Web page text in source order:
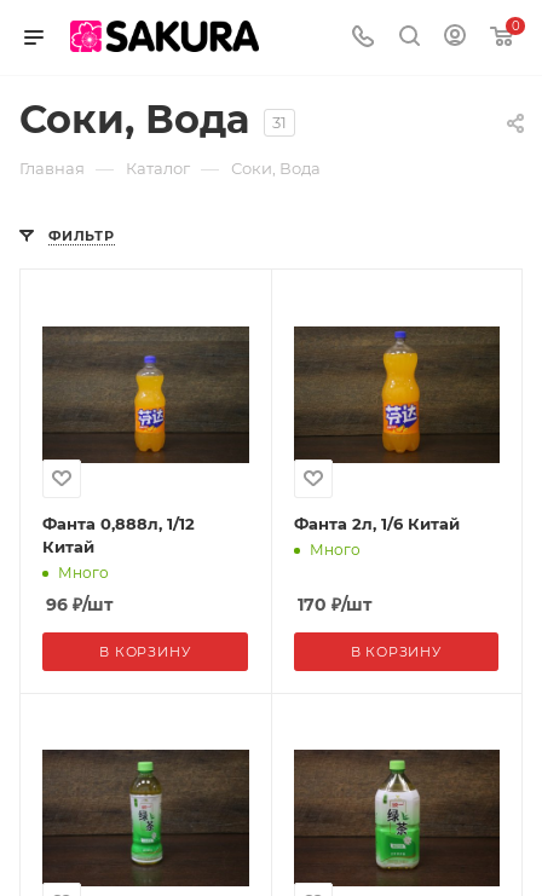
0
Соки, Вода 31
Главная — Каталог — Соки, Вода
ФИЛЬТР
Фанта 0,888л, 1/12
Китай
Много
96 ₽/шт
В КОРЗИНУ
Фанта 2л, 1/6 Китай
Много
170 ₽/шт
В КОРЗИНУ